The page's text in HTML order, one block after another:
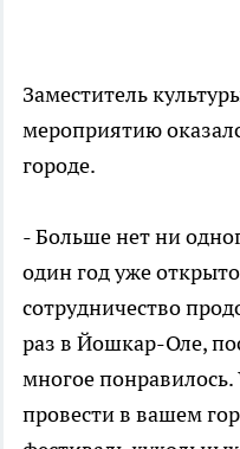
Заместитель
мероприятию
городе.
- Больше нет ни
один год уже
сотрудничество
раз в Йошкар-Оле,
многое понравилось.
провести в вашем